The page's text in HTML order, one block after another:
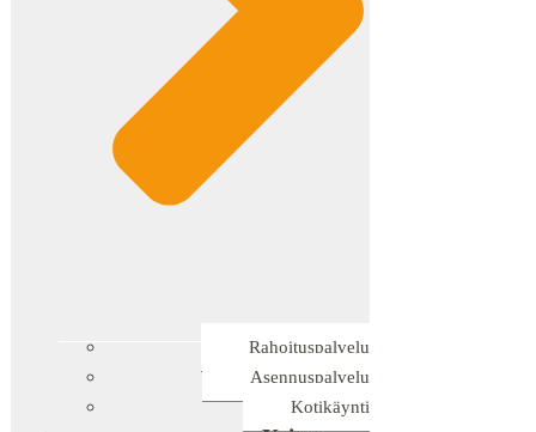
Rahoituspalvelu
Asennuspalvelu
Kotikäynti